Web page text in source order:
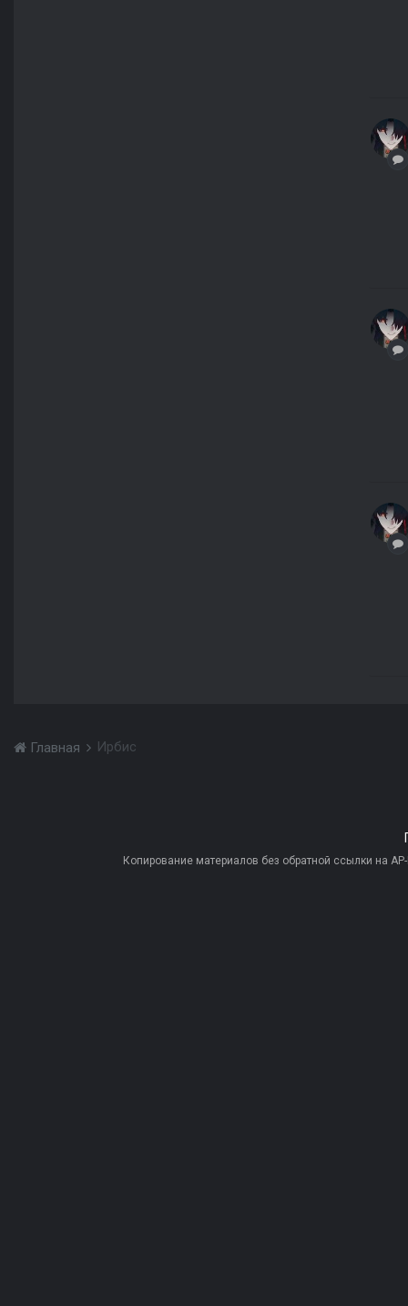
Главная Ирбис
Копирование материалов без обратной ссылки на